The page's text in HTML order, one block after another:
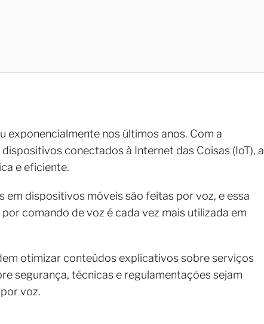
nos últimos anos. Com a
conectados à Internet das Coisas (IoT), a
e eficiente.
em dispositivos móveis são feitas por voz, e essa
comando de voz é cada vez mais utilizada em
otimizar conteúdos explicativos sobre serviços
segurança, técnicas e regulamentações sejam
voz.